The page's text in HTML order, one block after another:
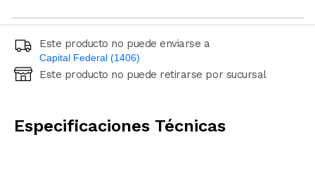
Este producto no puede enviarse a
Capital Federal (1406)
Ingresá código postal (sólo números)
Este producto no puede retirarse por sucursal
Especificaciones Técnicas